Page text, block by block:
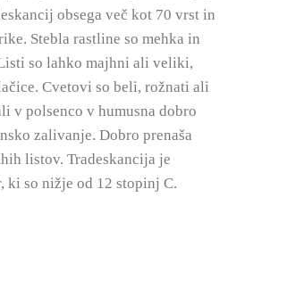
obsega več kot 70 vrst in
Stebla rastline so mehka in
so lahko majhni ali veliki,
Cvetovi so beli, rožnati ali
v polsenco v humusna dobro
zalivanje. Dobro prenaša
listov. Tradeskancija je
ki so nižje od 12 stopinj C.